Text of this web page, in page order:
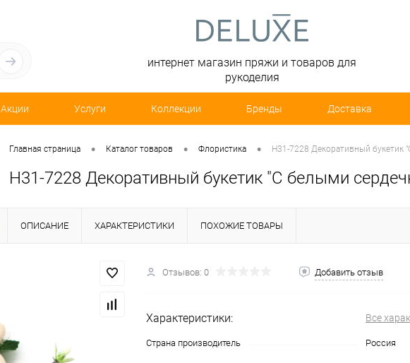
интернет магазин пряжи и товаров для
рукоделия
Акции Услуги Коллекции Бренды Доставка
Главная страница • Каталог товаров • Флористика • H31-7228 Декоративный букетик
H31-7228 Декоративный букетик "С белыми
ОПИСАНИЕ ХАРАКТЕРИСТИКИ ПОХОЖИЕ ТОВАРЫ
Отзывов: 0 Добавить отзыв
Характеристики: Все
Страна производитель Россия